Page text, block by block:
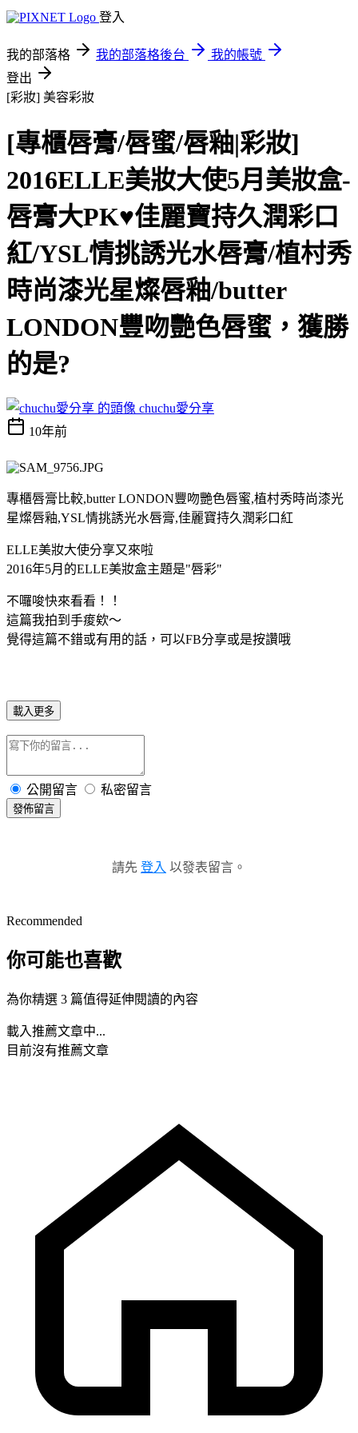
登入
我的部落格 我的部落格後台
我的帳號
登出
[彩妝] 美容彩妝
[專櫃唇膏/唇蜜/唇釉|彩妝]
2016ELLE美妝大使5月美妝盒-
唇膏大PK♥佳麗寶持久潤彩口
紅/YSL情挑誘光水唇膏/植村秀
時尚漆光星燦唇釉/butter
LONDON豐吻艷色唇蜜，獲勝
的是?
chuchu愛分享
10年前
專櫃唇膏比較,butter LONDON豐吻艷色唇蜜,植村秀時尚漆光
星燦唇釉,YSL情挑誘光水唇膏,佳麗寶持久潤彩口紅
ELLE美妝大使分享又來啦
2016年5月的ELLE美妝盒主題是"唇彩"
不囉唆快來看看！！
這篇我拍到手痠欸～
覺得這篇不錯或有用的話，可以FB分享或是按讚哦
載入更多
公開留言 私密留言
發佈留言
請先 登入 以發表留言。
Recommended
你可能也喜歡
為你精選 3 篇值得延伸閱讀的內容
載入推薦文章中...
目前沒有推薦文章